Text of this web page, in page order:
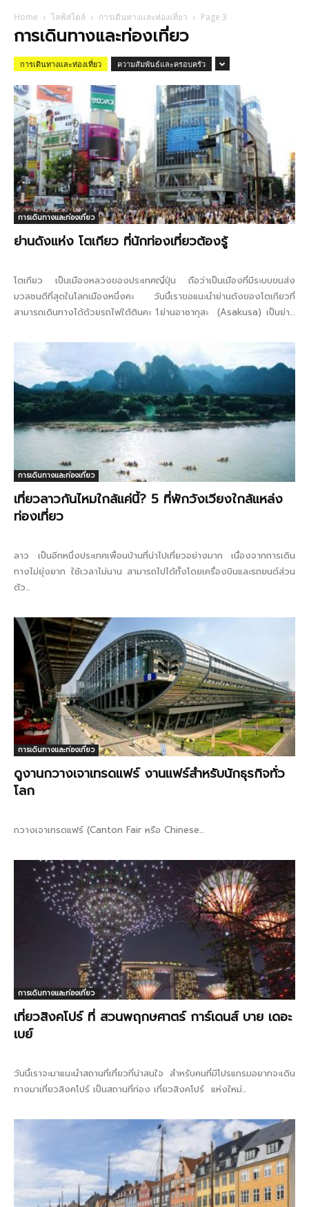
Home ไลฟ์สไตล์ การเดินทางและท่องเที่ยว Page 3
การเดินทางและท่องเที่ยว
การเดินทางและท่องเที่ยว ความสัมพันธ์และครอบครัว
การเดินทางและท่องเที่ยว
ย่านดังแห่ง โตเกียว ที่นักท่องเที่ยวต้องรู้
โตเกียว เป็นเมืองหลวงของประเทศญี่ปุ่น ถือว่าเป็นเมืองที่มีระบบขนส่ง
มวลชนดีที่สุดในโลกเมืองหนึ่งคะ วันนี้เราขอแนะนำย่านดังของโตเกียวที่
สามารถเดินทางได้ด้วยรถไฟใต้ตินคะ 1.ย่านอาซากุสะ (Asakusa) เป็นย่าน
โซจิ (Sensoji...
การเดินทางและท่องเที่ยว
เที่ยวลาวกันไหมใกล้แค่นี้? 5 ที่พักวังเวียงใกล้แหล่ง
ท่องเที่ยว
ลาว เป็นอีกหนึ่งประเทศเพื่อนบ้านที่น่าไปเที่ยวอย่างมาก เนื่องจากการเดิน
ทางไม่ยุ่งยาก ใช้เวลาไม่นาน สามารถไปได้ทั้งโดยเครื่องบินและรถยนต์ส่วน
ตัว...
การเดินทางและท่องเที่ยว
ดูงานกวางเจาเทรดแฟร์ งานแฟร์สำหรับนักธุรกิจทั่ว
โลก
กวางเจาเทรดแฟร์ (Canton Fair หรือ Chinese...
การเดินทางและท่องเที่ยว
เที่ยวสิงคโปร์ ที่ สวนพฤกษศาตร์ การ์เดนส์ บาย เดอะ
เบย์
วันนี้เราจะมาแนะนำสถานที่เที่ยวที่น่าสนใจ สำหรับคนที่มีโปรแกรมอยากจะเดิน
ทางมาเที่ยวสิงคโปร์ เป็นสถานที่ท่อง เที่ยวสิงคโปร์ แห่งใหม่...